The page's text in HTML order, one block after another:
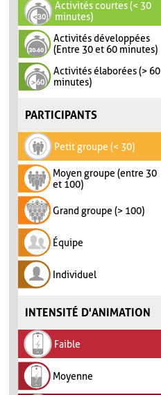
Activités courtes (< 30
minutes)
Activités développées
(Entre 30 et 60 minutes)
Activités élaborées (> 60
minutes)
PARTICIPANTS
Petit groupe (< 30)
Moyen groupe (entre 30
et 100)
Grand groupe (> 100)
Équipe
Individuel
INTENSITÉ D'ANIMATION
Faible
Moyenne